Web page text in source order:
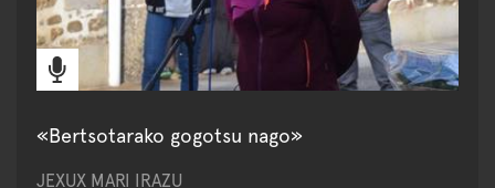
«Bertsotarako gogotsu nago»
JEXUX MARI IRAZU